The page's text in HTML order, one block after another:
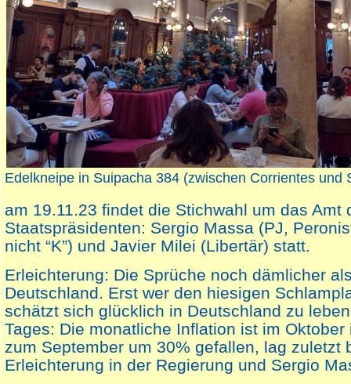
Edelkneipe in Suipacha 384 (zwischen Corrientes und
am 19.11.23 findet die Stichwahl um das Amt
Staatspräsidenten: Sergio Massa (PJ,
nicht “K”) und Javier Milei (Libertär) statt.
Erleichterung: Die Sprüche noch dämlicher
Deutschland. Erst wer den hiesigen
schätzt sich glücklich in Deutschland zu
Tages: Die monatliche Inflation ist im Oktober
zum September um 30% gefallen, lag zuletzt
Erleichterung in der Regierung und Sergio